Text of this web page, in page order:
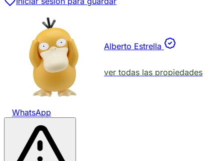
Alberto Estrella
ver todas las propiedades
WhatsApp